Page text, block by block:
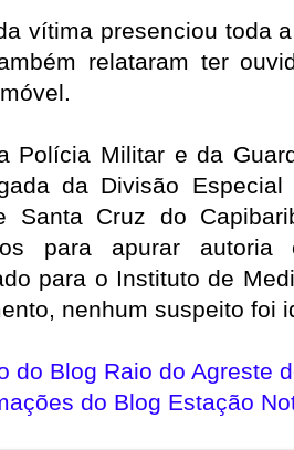
vítima presenciou toda
relataram ter
Polícia Militar e da
da Divisão
Santa Cruz do
para apurar
para o Instituto de
nenhum suspeito foi
do Blog Raio do Agreste
do Blog Estação